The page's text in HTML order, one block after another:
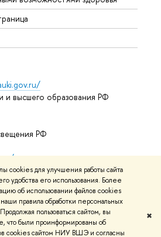
cookies для улучшения работы сайта
удобства его использования. Более
об использовании файлов cookies
правила обработки персональных
пользоваться сайтом, вы
что были проинформированы об
cookies сайтом НИУ ВШЭ и согласны
✖
и высшего образования РФ
РФ
mooc
онлайн-курсы
Адреса и контактыУсловия
Политика конфиденциальности